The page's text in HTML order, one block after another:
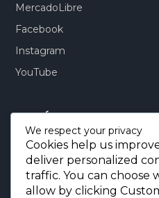
MercadoLibre
Facebook
Instagram
YouTube
CONTÁCTENOS:
Quito-Ecuador:+593 99 803
Llamadas: +593 99 803 7777
Miami-USA: +1 (872) 295 6069
We respect your privacy
Cookies help us
deliver personalized
traffic. You can choose
allow by clicking